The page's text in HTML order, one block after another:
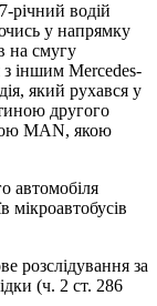
річний водій
у напрямку
на смугу
з іншим Mercedes-
який рухався у
другого
MAN, якою
автомобіля
мікроавтобусів
розслідування за
(ч. 2 ст. 286